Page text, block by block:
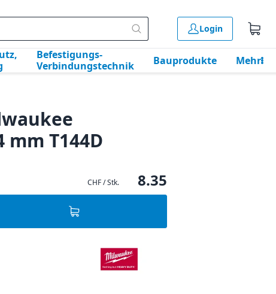
Login
Befestigungs-
Verbindungstechnik
Bauprodukte Mehr
T144D
CHF / Stk. 8.35